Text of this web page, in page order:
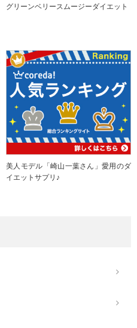
グリーンベリースムージーダイエット
美人モデル「崎山一葉さん」愛用のダ
イエットサプリ♪